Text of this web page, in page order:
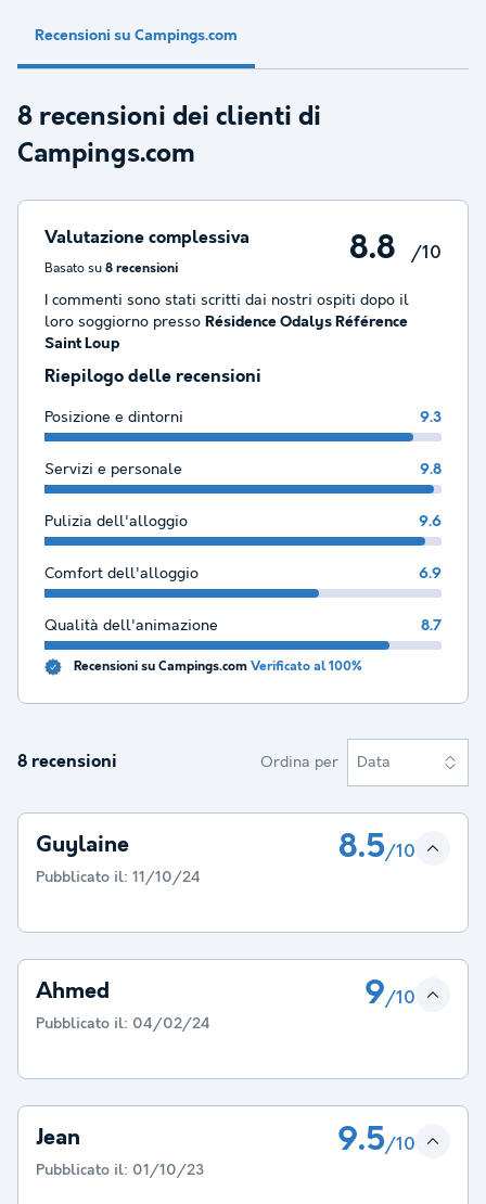
Recensioni su Campings.com
8 recensioni dei clienti di
Campings.com
Valutazione complessiva
Basato su 8 recensioni
8.8 /10
I commenti sono stati scritti dai nostri ospiti dopo il
loro soggiorno presso Résidence Odalys Référence
Saint Loup
Riepilogo delle recensioni
Posizione e dintorni 9.3
Servizi e personale 9.8
Pulizia dell'alloggio 9.6
Comfort dell'alloggio 6.9
Qualità dell'animazione 8.7
Recensioni su Campings.com Verificato al 100%
8 recensioni Ordina per Data
Guylaine 8.5/10
Pubblicato il: 11/10/24
Ahmed 9/10
Pubblicato il: 04/02/24
Jean 9.5/10
Pubblicato il: 01/10/23